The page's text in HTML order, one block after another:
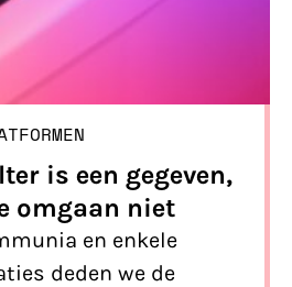
is een gegeven,
omgaan niet
en enkele
deden we de